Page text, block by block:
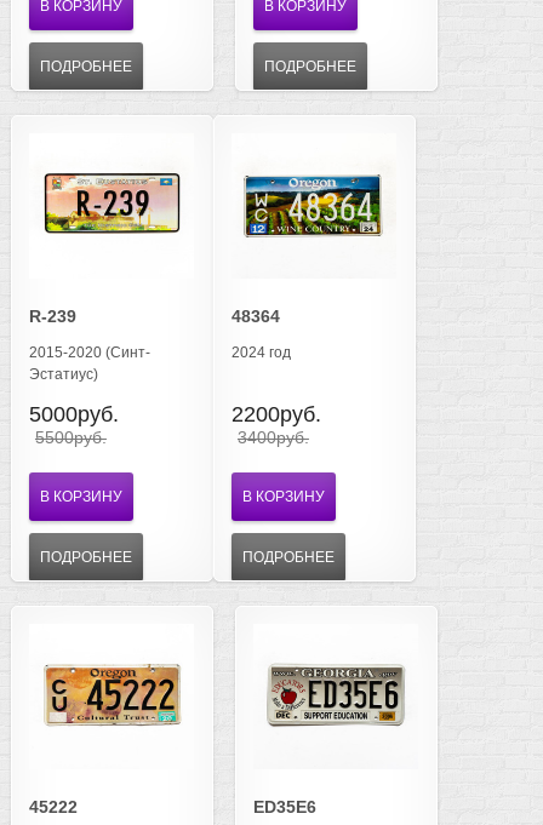
В КОРЗИНУ
ПОДРОБНЕЕ
В КОРЗИНУ
ПОДРОБНЕЕ
R-239
2015-2020 (Синт-
Эстатиус)
5000руб.
5500руб.
В КОРЗИНУ
ПОДРОБНЕЕ
48364
2024 год
2200руб.
3400руб.
В КОРЗИНУ
ПОДРОБНЕЕ
45222 ED35E6